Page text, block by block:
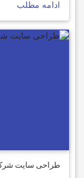
ادامه مطلب
طراحی سایت